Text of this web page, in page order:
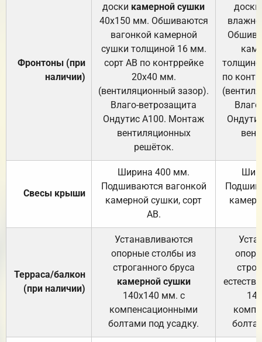
Фронтоны (при
наличии)
доски камерной сушки
40х150 мм. Обшиваются
вагонкой камерной
сушки толщиной 16 мм.
сорт АВ по контррейке
20х40 мм.
(вентиляционный зазор).
Влаго-ветрозащита
Ондутис А100. Монтаж
вентиляционных
решёток.
доски
по
Свесы крыши
Ширина 400 мм.
Подшиваются вагонкой
камерной сушки, сорт
АВ.
Терраса/балкон
(при наличии)
Устанавливаются
опорные столбы из
строганного бруса
камерной сушки
140х140 мм. с
компенсационными
болтами под усадку.